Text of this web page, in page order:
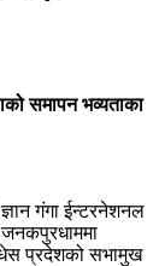
समापन भव्यताका
गंगा ईन्टरनेशनल
प्रदेशको सभामुख